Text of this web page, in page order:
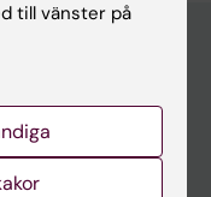
till vänster på